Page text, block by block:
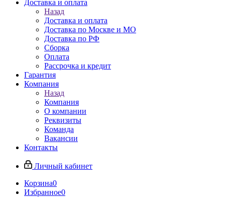
Доставка и оплата
Назад
Доставка и оплата
Доставка по Москве и МО
Доставка по РФ
Сборка
Оплата
Рассрочка и кредит
Гарантия
Компания
Назад
Компания
О компании
Реквизиты
Команда
Вакансии
Контакты
Личный кабинет
Корзина0
Избранное0